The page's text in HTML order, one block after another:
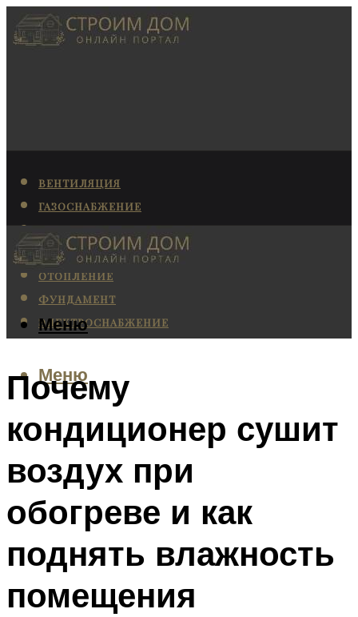
ВЕНТИЛЯЦИЯ
ГАЗОСНАБЖЕНИЕ
КАНАЛИЗАЦИЯ
КОНДИЦИОНИРОВАНИЕ
ОТОПЛЕНИЕ
ФУНДАМЕНТ
ЭЛЕКТРОСНАБЖЕНИЕ
Меню
Меню
Почему
кондиционер сушит
воздух при
обогреве и как
поднять влажность
помещения